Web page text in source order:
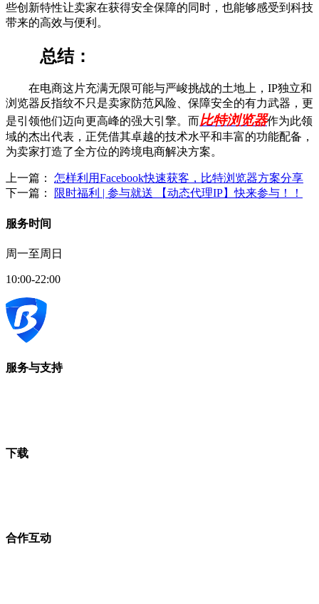
些创新特性让卖家在获得安全保障的同时，也能够感受到科技
带来的高效与便利。
总结：
在电商这片充满无限可能与严峻挑战的土地上，IP独立和
浏览器反指纹不只是卖家防范风险、保障安全的有力武器，更
是引领他们迈向更高峰的强大引擎。而比特浏览器作为此领
域的杰出代表，正凭借其卓越的技术水平和丰富的功能配备，
为卖家打造了全方位的跨境电商解决方案。
上一篇： 怎样利用Facebook快速获客，比特浏览器方案分享
下一篇：
限时福利 | 参与就送 【动态代理IP】快来参与！！
服务时间
周一至周日
10:00-22:00
服务与支持
下载
合作互动